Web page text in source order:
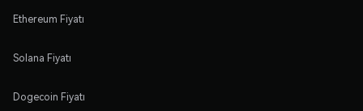
Ethereum Fiyatı
Solana Fiyatı
Dogecoin Fiyatı